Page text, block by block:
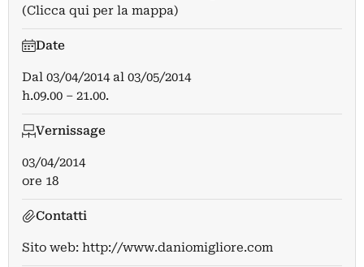
(Clicca qui per la mappa)
Date
Dal 03/04/2014al 03/05/2014
h.09.00 – 21.00.
Vernissage
03/04/2014
ore 18
Contatti
Sito web: http://www.daniomigliore.com